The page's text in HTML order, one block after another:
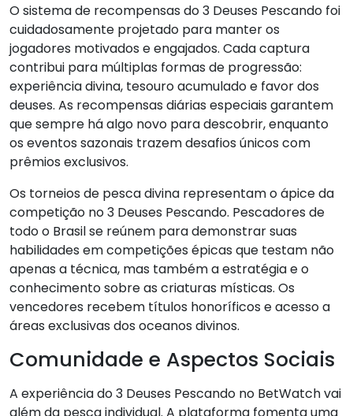
O sistema de recompensas do 3 Deuses Pescando foi
cuidadosamente projetado para manter os
jogadores motivados e engajados. Cada captura
contribui para múltiplas formas de progressão:
experiência divina, tesouro acumulado e favor dos
deuses. As recompensas diárias especiais garantem
que sempre há algo novo para descobrir, enquanto
os eventos sazonais trazem desafios únicos com
prêmios exclusivos.
Os torneios de pesca divina representam o ápice da
competição no 3 Deuses Pescando. Pescadores de
todo o Brasil se reúnem para demonstrar suas
habilidades em competições épicas que testam não
apenas a técnica, mas também a estratégia e o
conhecimento sobre as criaturas místicas. Os
vencedores recebem títulos honoríficos e acesso a
áreas exclusivas dos oceanos divinos.
Comunidade e Aspectos Sociais
A experiência do 3 Deuses Pescando no BetWatch vai
além da pesca individual. A plataforma fomenta uma